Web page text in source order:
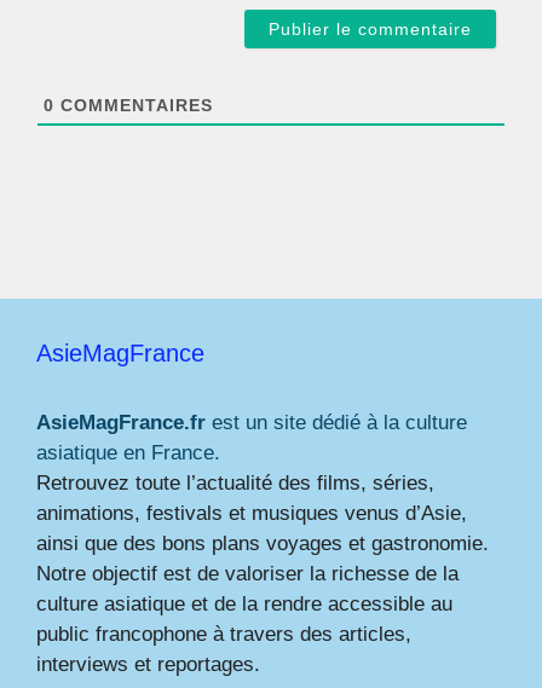
0 COMMENTAIRES
AsieMagFrance
AsieMagFrance.fr est un site dédié à la culture
asiatique en France.
Retrouvez toute l’actualité des films, séries,
animations, festivals et musiques venus d’Asie,
ainsi que des bons plans voyages et gastronomie.
Notre objectif est de valoriser la richesse de la
culture asiatique et de la rendre accessible au
public francophone à travers des articles,
interviews et reportages.